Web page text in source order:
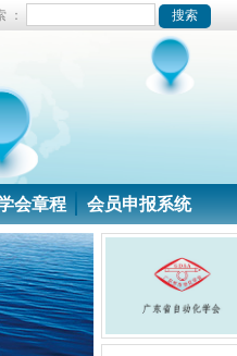
：
会章程 会员申报系统